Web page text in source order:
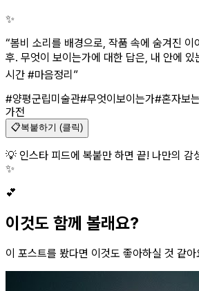
✨
“봄비 소리를 배경으로, 작품 속에 숨겨진 이
후. 무엇이 보이는가에 대한 답은, 내 안에
시간 #마음정리 ”
#양평군립미술관#무엇이보이는가#혼자보
가전
📋복붙하기 (클릭)
💡 인스타 피드에 복붙만 하면 끝! 나만의 감
✨
💕
이것도 함께 볼래요?
이 포스트를 봤다면 이것도 좋아하실 것 같아